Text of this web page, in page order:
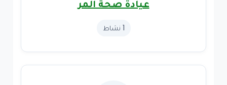
عيادة صحة المر
1 نشاط